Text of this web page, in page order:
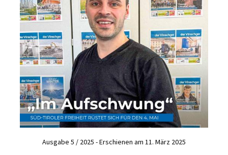
Ausgabe 5 / 2025 - Erschienen am 11. März 2025